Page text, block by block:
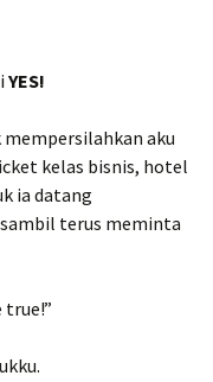
YES!
mempersilahkan aku
kelas bisnis, hotel
ia datang
terus meminta
true!”